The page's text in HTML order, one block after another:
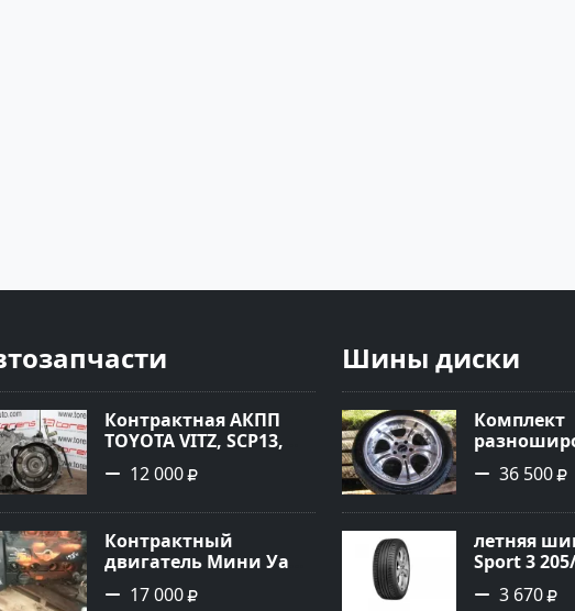
Контрактная АКПП
TOYOTA VITZ, SCP13,
2SZ-FE, K410-11A Ростов
12 000
Контрактный
двигатель Мини Уан
1.6 Краснодар
17 000
Шины диски
Комплект
R-18 хром
36 500
летняя
Sport 3
3 670